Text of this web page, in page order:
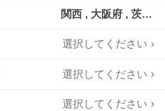
関西 , 大阪府 , 茨木市
選択してください
選択してください
選択してください